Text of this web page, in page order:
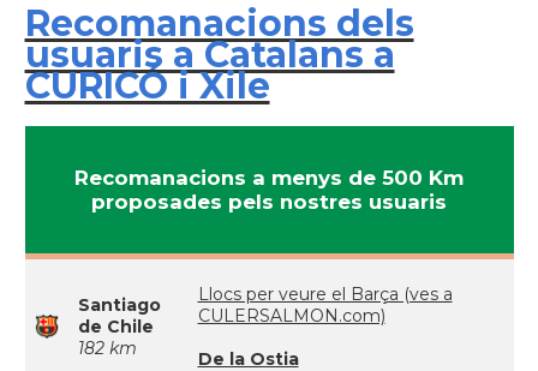
Recomanacions dels
usuaris a Catalans a
CURICÓ i Xile
Recomanacions a menys de 500 Km
proposades pels nostres usuaris
Santiago
de Chile
182 km
Llocs per veure el Barça (ves a
CULERSALMON.com)
De la Ostia